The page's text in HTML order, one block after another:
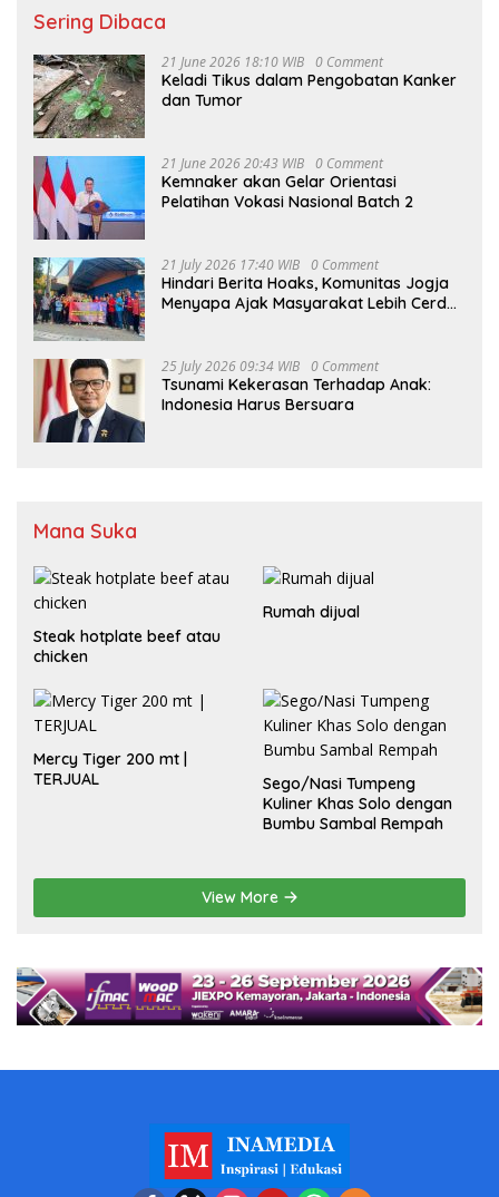
Sering Dibaca
21 June 2026 18:10 WIB 0 Comment
Keladi Tikus dalam Pengobatan Kanker
dan Tumor
21 June 2026 20:43 WIB 0 Comment
Kemnaker akan Gelar Orientasi
Pelatihan Vokasi Nasional Batch 2
21 July 2026 17:40 WIB 0 Comment
Hindari Berita Hoaks, Komunitas Jogja
Menyapa Ajak Masyarakat Lebih Cerdas
25 July 2026 09:34 WIB 0 Comment
Tsunami Kekerasan Terhadap Anak:
Indonesia Harus Bersuara
Mana Suka
Steak hotplate beef atau
chicken
Rumah dijual
Mercy Tiger 200 mt |
TERJUAL
Sego/Nasi Tumpeng
Kuliner Khas Solo dengan
Bumbu Sambal Rempah
View More